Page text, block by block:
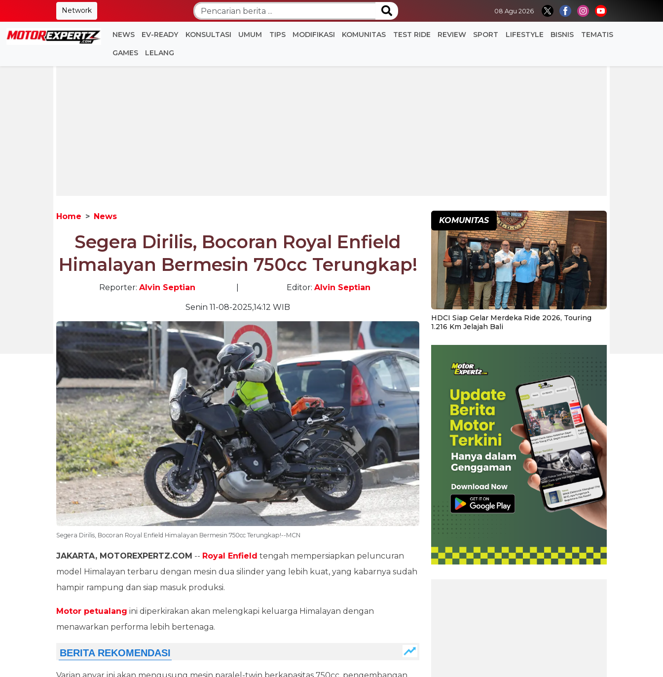
Network 08 Agu 2026
NEWS EV-READY KONSULTASI UMUM TIPS MODIFIKASI KOMUNITAS TEST RIDE REVIEW SPORT LIFESTYLE BISNIS TEMATIS
GAMES LELANG
Home News
Segera Dirilis, Bocoran Royal Enfield
Himalayan Bermesin 750cc Terungkap!
Reporter: Alvin Septian Editor: Alvin Septian
Senin 11-08-2025,14:12 WIB
Segera Dirilis, Bocoran Royal Enfield Himalayan Bermesin 750cc Terungkap!--MCN
JAKARTA, MOTOREXPERTZ.COM -- Royal Enfield tengah mempersiapkan peluncuran
model Himalayan terbaru dengan mesin dua silinder yang lebih kuat, yang kabarnya sudah
hampir rampung dan siap masuk produksi.
Motor petualang ini diperkirakan akan melengkapi keluarga Himalayan dengan
menawarkan performa lebih bertenaga.
Varian anyar ini akan mengusung mesin paralel-twin berkapasitas 750cc, pengembangan
KOMUNITAS
HDCI Siap Gelar Merdeka Ride 2026, Touring
1.216 Km Jelajah Bali